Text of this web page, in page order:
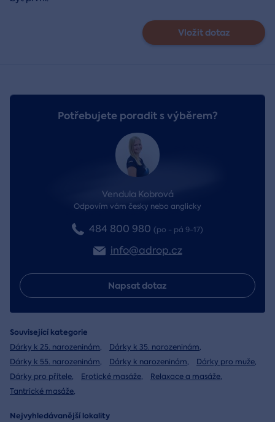
Vložit dotaz
Potřebujete poradit s výběrem?
Vendula Kobrová
Odpovím vám česky nebo anglicky
484 800 980 (po - pá 9-17)
info@adrop.cz
Napsat dotaz
Související kategorie
Dárky k 25. narozeninám, Dárky k 35. narozeninám,
Dárky k 55. narozeninám, Dárky k narozeninám, Dárky pro muže,
Dárky pro přítele, Erotické masáže, Relaxace a masáže,
Tantrické masáže,
Nejvyhledávanější lokality